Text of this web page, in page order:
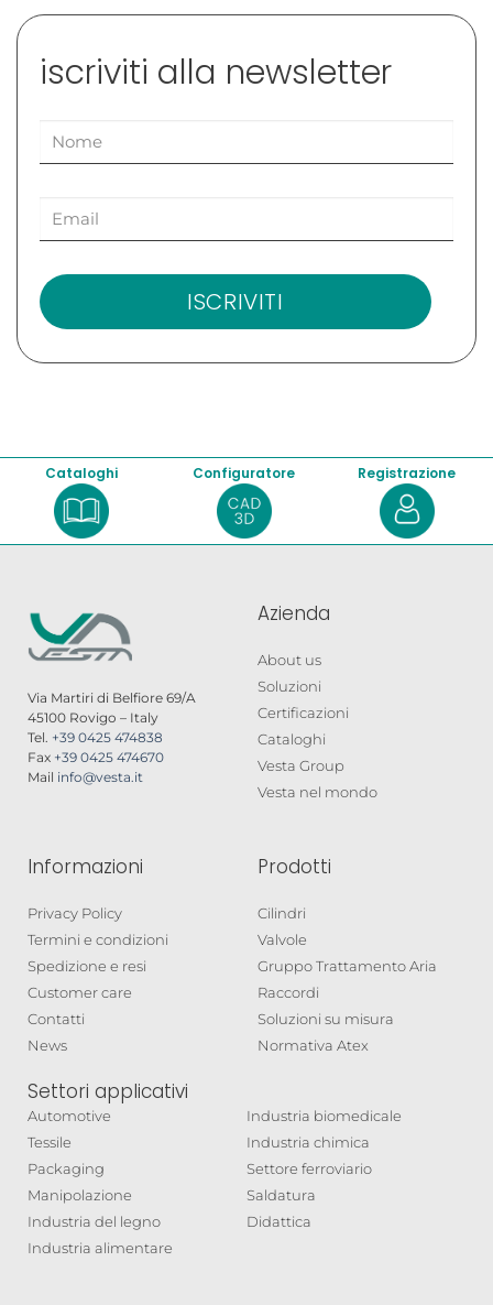
iscriviti alla newsletter
ISCRIVITI
Cataloghi Configuratore Registrazione
Via Martiri di Belfiore 69/A
45100 Rovigo – Italy
Tel. +39 0425 474838
Fax +39 0425 474670
Mail info@vesta.it
Azienda
About us
Soluzioni
Certificazioni
Cataloghi
Vesta Group
Vesta nel mondo
Informazioni
Privacy Policy
Termini e condizioni
Spedizione e resi
Customer care
Contatti
News
Prodotti
Cilindri
Valvole
Gruppo Trattamento Aria
Raccordi
Soluzioni su misura
Normativa Atex
Settori applicativi
Automotive
Tessile
Packaging
Manipolazione
Industria del legno
Industria alimentare
Industria biomedicale
Industria chimica
Settore ferroviario
Saldatura
Didattica